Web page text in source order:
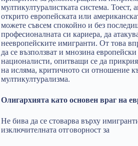
мултикултуралистката система. Тоест,
открито европейската или
можете съвсем спокойно и без
професионалната си кариера, да
неевропейските имигранти. От това
да се възползват и мнозина
националисти, опитващи се да
на исляма, критичното си отношение
мултикултурализма.
Олигархията като основен враг на
Не бива да се стоварва върху
изключителната отговорност за